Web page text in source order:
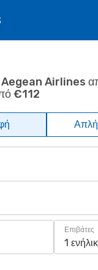
Aegean Airlines
€112
Απλή
Επιβάτες
1